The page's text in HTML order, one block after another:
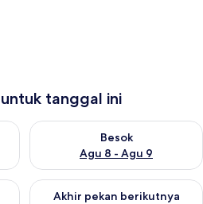
tanggal ini
ini Agu 7 - Agu 8
Besok
Agu 8 - Agu 9
Periksa ketersediaan untuk
pekan ini Agu 7 - Agu 9
Akhir pekan berikutnya
Periksa ketersediaan untuk